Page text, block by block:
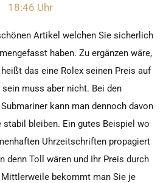
18:46 Uhr
Artikel welchen Sie sicherlich
haben. Zu ergänzen wäre,
das eine Rolex seinen Preis auf
muss aber nicht. Bei den
kann man dennoch davon
stabil bleiben. Ein gutes Beispiel wo
Uhrzeitschriften propagiert
denn Toll wären und Ihr Preis durch
bekommt man Sie je